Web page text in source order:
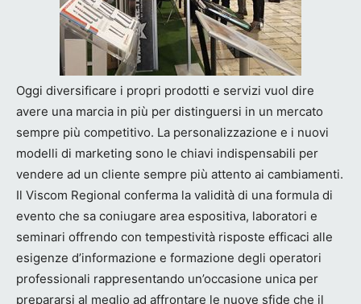
Oggi diversificare i propri prodotti e servizi vuol dire
avere una marcia in più per distinguersi in un mercato
sempre più competitivo. La personalizzazione e i nuovi
modelli di marketing sono le chiavi indispensabili per
vendere ad un cliente sempre più attento ai cambiamenti.
Il Viscom Regional conferma la validità di una formula di
evento che sa coniugare area espositiva, laboratori e
seminari offrendo con tempestività risposte efficaci alle
esigenze d’informazione e formazione degli operatori
professionali rappresentando un’occasione unica per
prepararsi al meglio ad affrontare le nuove sfide che il